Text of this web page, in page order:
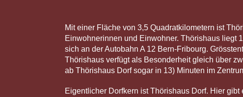
Mit einer Fläche von 3,5 Quadratkilometern ist
Einwohnerinnen und Einwohner. Thörishaus liegt
sich an der Autobahn A 12 Bern-Fribourg.
Thörishaus verfügt als Besonderheit gleich über
ab Thörishaus Dorf sogar in 13) Minuten im
Eigentlicher Dorfkern ist Thörishaus Dorf. Hier